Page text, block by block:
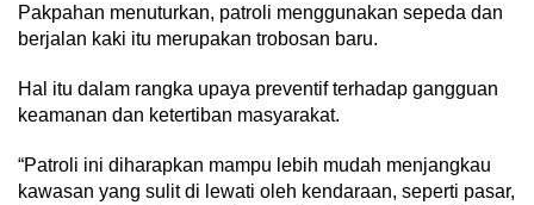
Pakpahan menuturkan, patroli menggunakan sepeda dan
berjalan kaki itu merupakan trobosan baru.
Hal itu dalam rangka upaya preventif terhadap gangguan
keamanan dan ketertiban masyarakat.
“Patroli ini diharapkan mampu lebih mudah menjangkau
kawasan yang sulit di lewati oleh kendaraan, seperti pasar,